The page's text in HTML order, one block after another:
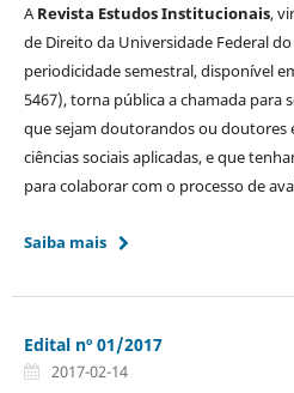
ARevista Estudos Institucionais,
de Direito da Universidade Federal
periodicidade semestral, disponível
5467), torna pública a chamada para
que sejam doutorandos ou doutores
ciências sociais aplicadas, e que
para colaborar com o processo de
Saiba mais
Edital nº 01/2017
2017-02-14